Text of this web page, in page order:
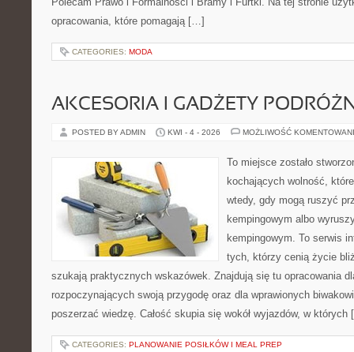
opracowania, które pomagają […]
CATEGORIES: MODA
AKCESORIA I GADŻETY
POSTED BY ADMIN KWI - 4 - 2026 MOŻLIWOŚĆ
To miejsce zostało
kochających wolność,
wtedy, gdy mogą ruszyć
kempingowym albo
kempingowym. To serwis
tych, którzy cenią życie
szukają praktycznych wskazówek. Znajdują się tu opracowania
rozpoczynających swoją przygodę oraz dla wprawionych
poszerzać wiedzę. Całość skupia się wokół wyjazdów, w
CATEGORIES: PLANOWANIE POSIŁKÓW I MEAL PREP